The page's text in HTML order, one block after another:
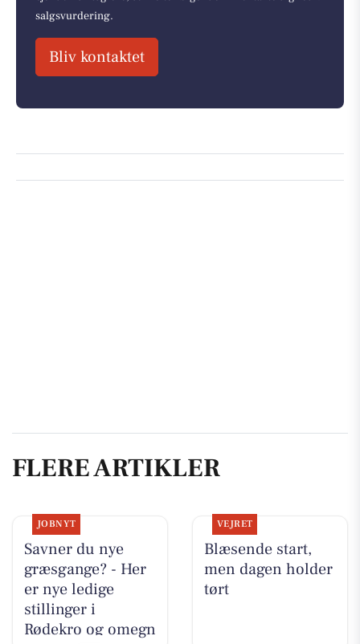
salgsvurdering.
Bliv kontaktet
FLERE ARTIKLER
JOBNYT
Savner du nye
græsgange? - Her
er nye ledige
stillinger i
Rødekro og omegn
VEJRET
Blæsende start,
men dagen holder
tørt